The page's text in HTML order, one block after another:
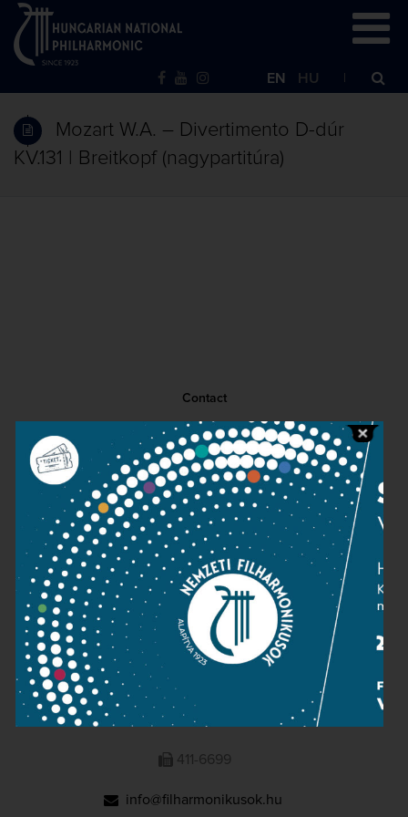
EN HU
Mozart W.A. – Divertimento D-dúr
KV.131 | Breitkopf (nagypartitúra)
Contact
Public information
Press room
Terms and privacy
Imprint
NATIONAL PHILHARMONIC
1095 Budapest, Komor Marcell u. 1. (Müpa)
411-6600
411-6699
info@filharmonikusok.hu